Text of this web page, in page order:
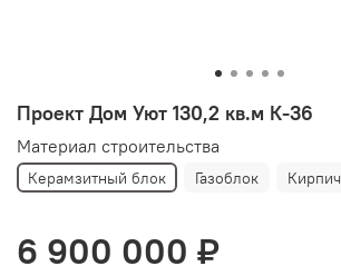
Проект Дом Уют 130,2 кв.м К-36
Материал строительства
Керамзитный блок Газоблок Кирпич
6 900 000 ₽